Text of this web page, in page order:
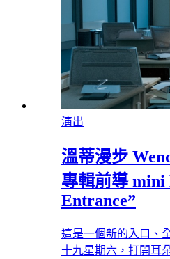
演出
溫蒂漫步
專輯前導 mini
Entrance”
這是一個新的入口、
十九星期六，打開耳